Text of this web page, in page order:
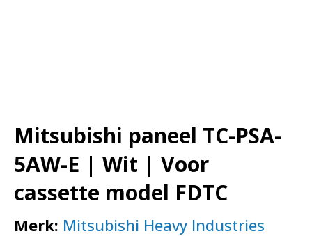
Mitsubishi paneel TC-PSA-
5AW-E | Wit | Voor
cassette model FDTC
Merk: Mitsubishi Heavy Industries